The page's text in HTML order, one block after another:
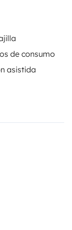
de consumo
asistida